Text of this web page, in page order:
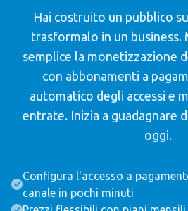
Hai costruito un pubblico
trasformalo in un business.
semplice la monetizzazione
con abbonamenti a
automatico degli accessi e
entrate. Inizia a guadagnare
oggi.
Configura l'accesso a
canale in pochi minuti